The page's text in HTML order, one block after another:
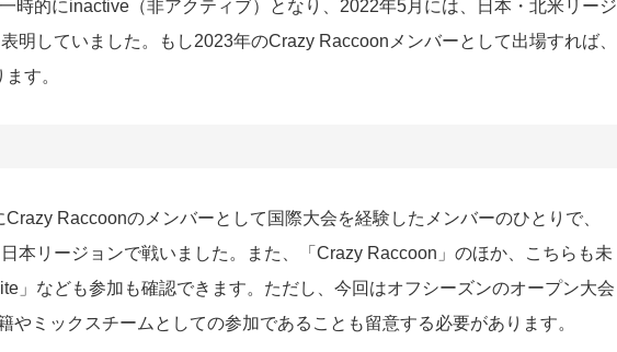
時的にinactive（非アクティブ）となり、2022年5月には、日本・北米リージ
明していました。もし2023年のCrazy Raccoonメンバーとして出場すれば、
す。
Raccoonのメンバーとして国際大会を経験したメンバーのひとりで、
本リージョンで戦いました。また、「Crazy Raccoon」のほか、こちらも未
」なども参加も確認できます。ただし、今回はオフシーズンのオープン大会
やミックスチームとしての参加であることも留意する必要があります。